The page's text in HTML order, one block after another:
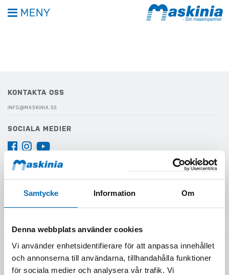
Samtycke Information Om
Denna webbplats använder cookies
Vi använder enhetsidentifierare för att anpassa innehållet
och annonserna till användarna, tillhandahålla funktioner
för sociala medier och analysera vår trafik. Vi
MENY
KONTAKTA OSS
INFO@MASKINIA.SE
SOCIALA MEDIER
VIKTIGA LÄNKAR
VISSELBLÅSARFUNKTION
NAVIGERING
HEM E-HANDEL